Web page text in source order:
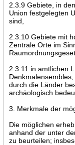
2.3.9 Gebiete, in
Union festgelegten
sind,
2.3.10 Gebiete mit
Zentrale Orte im
2.3.11 in amtlichen
durch die Länder
archäologisch
3. Merkmale der
Die möglichen
anhand der unter
zu beurteilen;